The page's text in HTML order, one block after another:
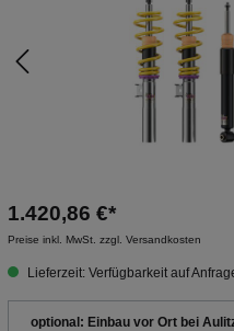
1.420,86 €*
Preise inkl. MwSt. zzgl. Versandkosten
Lieferzeit: Verfügbarkeit auf
optional: Einbau vor Ort bei